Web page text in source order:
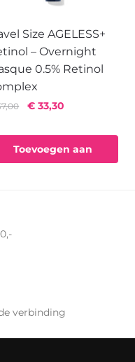
Size AGELESS+
– Overnight
0.5% Retinol
Oorspronkelijke
was:
€ 37,00.
€ 33,30
is:
€ 33,30.
Toevoegen aan
verbinding